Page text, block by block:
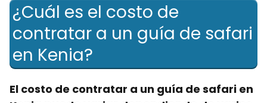
¿Cuál es el costo de
contratar a un guía de safari
en Kenia?
El costo de contratar a un guía de safari en